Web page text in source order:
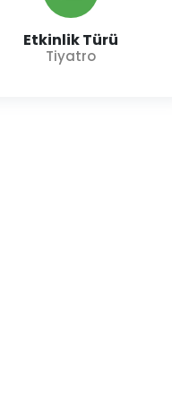
Etkinlik Türü
Tiyatro